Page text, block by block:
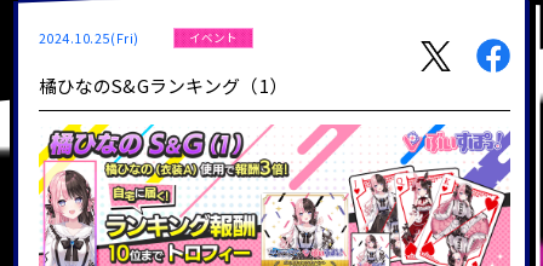
2024.10.25(Fri) イベント
橘ひなのS&Gランキング（1）